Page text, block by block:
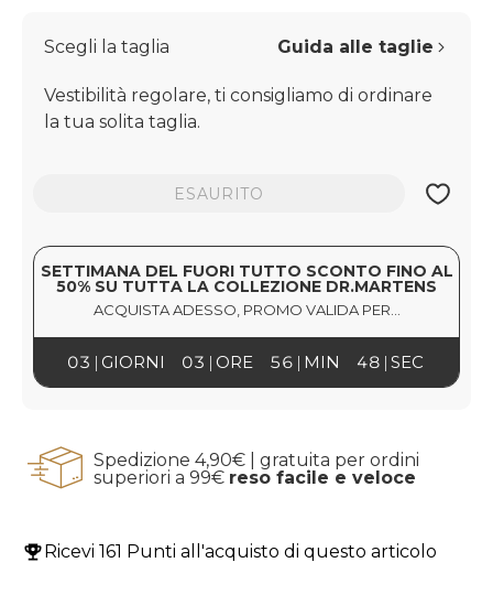
Scegli la taglia Guida alle taglie
Vestibilità regolare, ti consigliamo di ordinare
la tua solita taglia.
ESAURITO
SETTIMANA DEL FUORI TUTTO SCONTO FINO AL
50% SU TUTTA LA COLLEZIONE DR.MARTENS
ACQUISTA ADESSO, PROMO VALIDA PER...
03 03 56 47
GIORNI ORE MIN SEC
Spedizione 4,90€ | gratuita per ordini
superiori a 99€ reso facile e veloce
Ricevi 161 Punti all'acquisto di questo articolo